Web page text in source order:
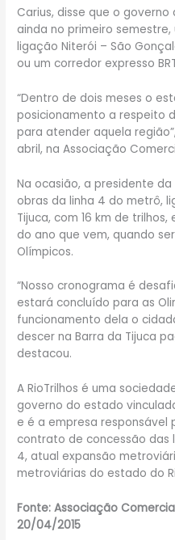
Carius, disse que o
ainda no primeiro
ligação Niterói – São
ou um corredor expresso
“Dentro de dois meses o
posicionamento a respeito
para atender aquela
abril, na Associação
Na ocasião, a presidente da
obras da linha 4 do metrô,
Tijuca, com 16 km de
do ano que vem, quando
Olímpicos.
“Nosso cronograma é
estará concluído para as
funcionamento dela o
descer na Barra da Tijuca
destacou.
A RioTrilhos é uma
governo do estado
e é a empresa
contrato de concessão das
4, atual expansão
metroviárias do estado do
Fonte: Associação
20/04/2015